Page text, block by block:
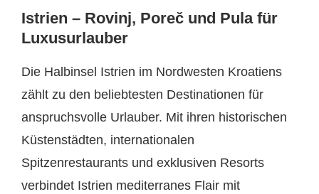
Istrien – Rovinj, Poreč und Pula für
Luxusurlauber
Die Halbinsel Istrien im Nordwesten Kroatiens
zählt zu den beliebtesten Destinationen für
anspruchsvolle Urlauber. Mit ihren historischen
Küstenstädten, internationalen
Spitzenrestaurants und exklusiven Resorts
verbindet Istrien mediterranes Flair mit